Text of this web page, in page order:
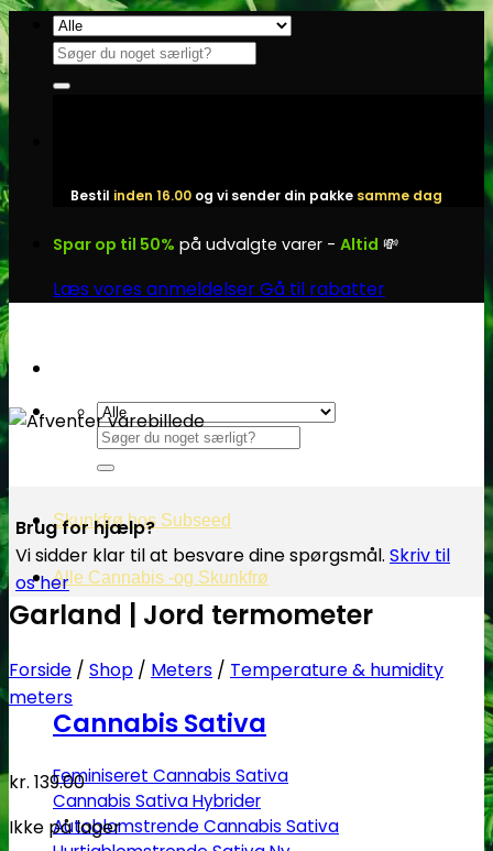
Fortsæt
indhold
Søg
efter:
Bestil inden 16.00 og vi sender din pakke samme dag
Spar op til 50% på udvalgte varer - Altid 💸
Læs vores anmeldelserGå til rabatter
Søg
efter:
Skunkfrø hos Subseed
Alle Cannabis -og Skunkfrø
Cannabis Sativa
Feminiseret Cannabis Sativa
Cannabis Sativa Hybrider
Autoblomstrende Cannabis Sativa
Brug for hjælp?
Vi sidder klar til at besvare dine spørgsmål. Skriv til
os her
Garland | Jord termometer
Forside / Shop / Meters / Temperature & humidity
meters
kr. 139.00
Ikke på lager